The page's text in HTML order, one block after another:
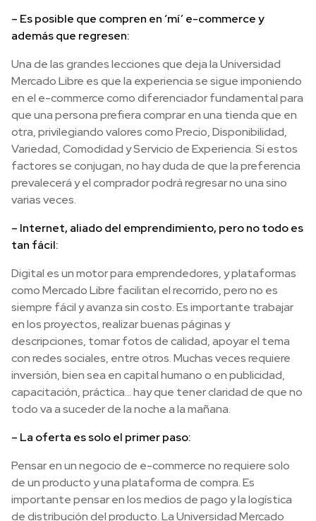
– Es posible que compren en ‘mí’ e-commerce y
además que regresen:
Una de las grandes lecciones que deja la Universidad
Mercado Libre es que la experiencia se sigue imponiendo
en el e-commerce como diferenciador fundamental para
que una persona prefiera comprar en una tienda que en
otra, privilegiando valores como Precio, Disponibilidad,
Variedad, Comodidad y Servicio de Experiencia. Si estos
factores se conjugan, no hay duda de que la preferencia
prevalecerá y el comprador podrá regresar no una sino
varias veces.
– Internet, aliado del emprendimiento, pero no todo es
tan fácil:
Digital es un motor para emprendedores, y plataformas
como Mercado Libre facilitan el recorrido, pero no es
siempre fácil y avanza sin costo. Es importante trabajar
en los proyectos, realizar buenas páginas y
descripciones, tomar fotos de calidad, apoyar el tema
con redes sociales, entre otros. Muchas veces requiere
inversión, bien sea en capital humano o en publicidad,
capacitación, práctica… hay que tener claridad de que no
todo va a suceder de la noche a la mañana.
– La oferta es solo el primer paso:
Pensar en un negocio de e-commerce no requiere solo
de un producto y una plataforma de compra. Es
importante pensar en los medios de pago y la logística
de distribución del producto. La Universidad Mercado